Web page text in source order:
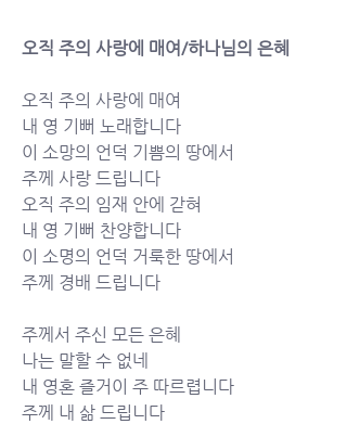
오직 주의 사랑에 매여/하나님의 은혜
오직 주의 사랑에 매여
내 영 기뻐 노래합니다
이 소망의 언덕 기쁨의 땅에서
주께 사랑 드립니다
오직 주의 임재 안에 갇혀
내 영 기뻐 찬양합니다
이 소명의 언덕 거룩한 땅에서
주께 경배 드립니다
주께서 주신 모든 은혜
나는 말할 수 없네
내 영혼 즐거이 주 따르렵니다
주께 내 삶 드립니다